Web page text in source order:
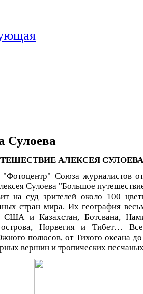
Сулоева
АЛЕКСЕЯ СУЛОЕВА
Союза журналистов
Сулоева "Большое
на суд зрителей около 100
стран мира. Их география
и Казахстан, Ботсвана,
острова, Норвегия и Тибет…
полюсов, от Тихого океана
вершин и тропических